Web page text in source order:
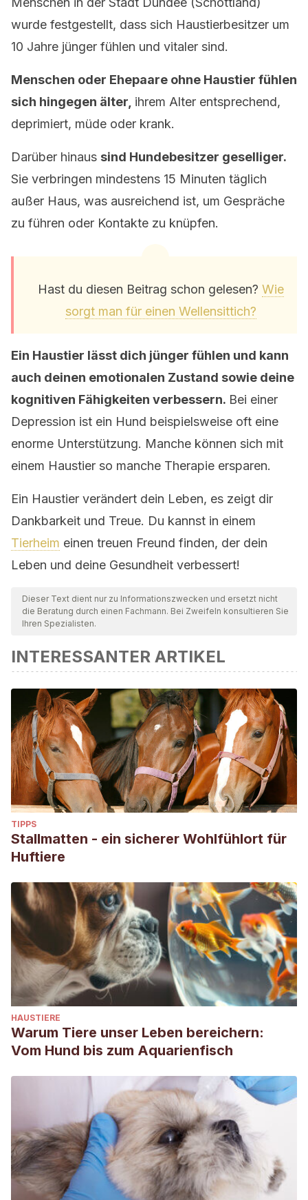
wurde festgestellt, dass sich Haustierbesitzer um
10 Jahre jünger fühlen und vitaler sind.
Menschen oder Ehepaare ohne Haustier fühlen
sich hingegen älter, ihrem Alter entsprechend,
deprimiert, müde oder krank.
Darüber hinaus sind Hundebesitzer geselliger.
Sie verbringen mindestens 15 Minuten täglich
außer Haus, was ausreichend ist, um Gespräche
zu führen oder Kontakte zu knüpfen.
Hast du diesen Beitrag schon gelesen? Wie
sorgt man für einen Wellensittich?
Ein Haustier lässt dich jünger fühlen und kann
auch deinen emotionalen Zustand sowie deine
kognitiven Fähigkeiten verbessern. Bei einer
Depression ist ein Hund beispielsweise oft eine
enorme Unterstützung. Manche können sich mit
einem Haustier so manche Therapie ersparen.
Ein Haustier verändert dein Leben, es zeigt dir
Dankbarkeit und Treue. Du kannst in einem
Tierheim einen treuen Freund finden, der dein
Leben und deine Gesundheit verbessert!
Dieser Text dient nur zu Informationszwecken und ersetzt nicht
die Beratung durch einen Fachmann. Bei Zweifeln konsultieren Sie
Ihren Spezialisten.
INTERESSANTER ARTIKEL
TIPPS
Stallmatten - ein sicherer Wohlfühlort für
Huftiere
HAUSTIERE
Warum Tiere unser Leben bereichern:
Vom Hund bis zum Aquarienfisch